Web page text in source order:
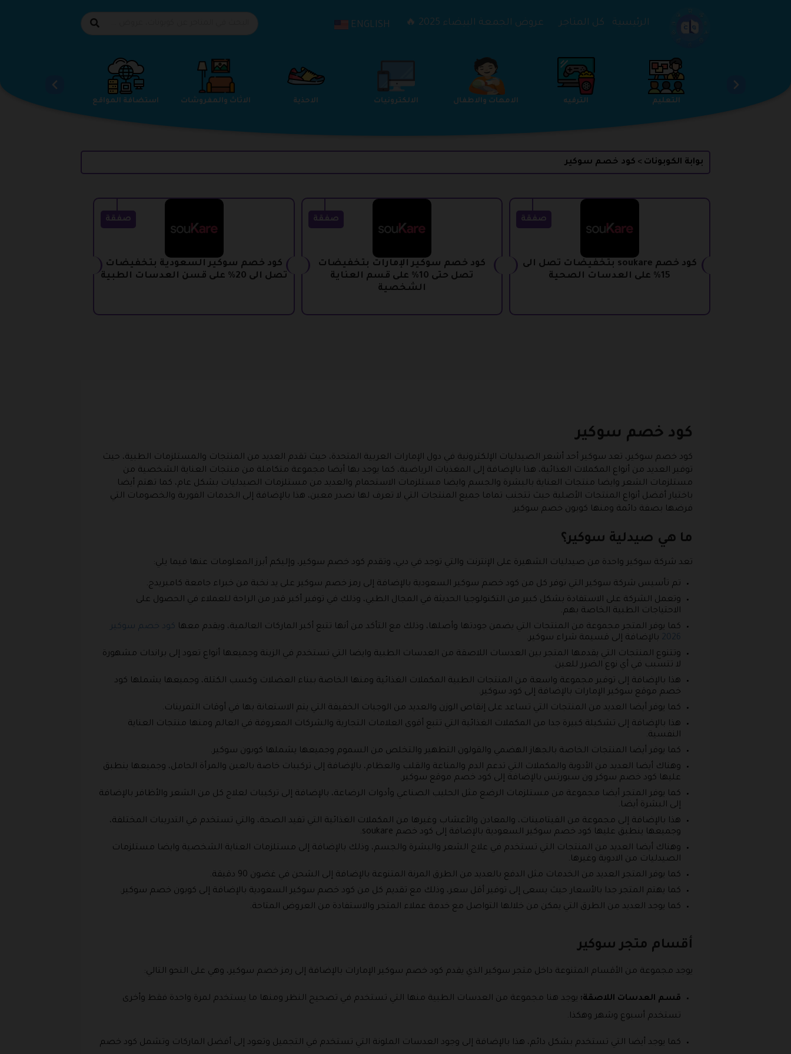
الرئيسية كل المتاجر عروض الجمعة البيضاء 2025 🔥 ENGLISH
استضافة المواقع الاثاث والمفروشات الاحذية الالكترونيات الامهات والاطفال الترفيه التعليم الجمال والعناية الخدمات
بوابة الكوبونات > كود خصم سوكير
صفقة
كود خصم soukare بتخفيضات تصل الى
15% على العدسات الصحية
صفقة
كود خصم سوكير الإمارات بتخفيضات
تصل حتى 10% على قسم العناية
الشخصية
صفقة
كود خصم سوكير السعودية بتخفيضات
تصل الى 20% على قسن العدسات الطبية
كود خصم سوكير
كود خصم سوكير، تعد سوكير أحد أشعر الصيدليات الإلكترونية في دول الإمارات العربية المتحدة، حيث تقدم العديد من المنتجات والمستلزمات الطبية، حيث
توفير العديد من أنواع المكملات الغذائية، هذا بالإضافة إلى المغذيات الرياضية، كما يوجد بها أيضا مجموعة متكاملة من منتجات العناية الشخصية من
مستلزمات الشعر وايضا منتجات العناية بالبشرة والجسم وايضا مستلزمات الاستحمام والعديد من مستلزمات الصيدليات بشكل عام، كما تهتم أيضا
باختيار أفضل أنواع المنتجات الأصلية حيث تتجنب تماما جميع المنتجات التي لا تعرف لها نصدر معين، هذا بالإضافة إلى الخدمات الفورية والخصومات التي
فرضها بصفة دائمة ومنها كوبون خصم سوكير.
ما هي صيدلية سوكير؟
تعد شركة سوكير واحدة من صيدليات الشهيرة على الإنترنت والتي توجد في دبي، وتقدم كود خصم سوكير، وإليكم أبرز المعلومات عنها فيما يلي:
تم تأسيس شركة سوكير التي توفر كل من كود خصم سوكير السعودية بالإضافة إلى رمز خصم سوكير على يد نخبة من خبراء جامعة كامبريدج.
وتعمل الشركة على الاستفادة بشكل كبير من التكنولوجيا الحديثة في المجال الطبي، وذلك في توفير أكبر قدر من الراحة للعملاء في الحصول على
الاحتياجات الطبية الخاصة بهم.
كما يوفر المتجر مجموعة من المنتجات التي يضمن جودتها وأصلها، وذلك مع التأكد من أنها تتبع أكبر الماركات العالمية، ويقدم معها كود خصم سوكير
2026 بالإضافة إلى قسيمة شراء سوكير.
وتتنوع المنتجات التي يقدمها المتجر بين العدسات اللاصقة من العدسات الطبية وايضا التي تستخدم في الزينة وجميعها أنواع تعود إلى براندات مشهورة
لا تتسبب في أي نوع الضرر للعين.
هذا بالإضافة إلى توفير مجموعة واسعة من المنتجات الطبية المكملات الغذائية ومنها الخاصة ببناء العضلات وكسب الكتلة، وجميعها يشملها كود
خصم موقع سوكير الإمارات بالإضافة إلى كود سوكير.
كما يوفر أيضا العديد من المنتجات التي تساعد على إنقاص الوزن والعديد من الوجبات الخفيفة التي يتم الاستعانة بها في أوقات التمرينات.
هذا بالإضافة إلى تشكيلة كبيرة جدا من المكملات الغذائية التي تتبع أقوى العلامات التجارية والشركات المعروفة في العالم ومنها منتجات العناية
النفسية.
كما يوفر أيضا المنتجات الخاصة بالجهاز الهضمي والقولون التطهير والتخلص من السموم وجميعها يشملها كوبون سوكير.
وهناك أيضا العديد من الأدوية والمكملات التي تدعم الدم والمناعة والقلب والعظام، بالإضافة إلى تركيبات خاصة بالعين والمرأة الحامل، وجميعها ينطبق
عليها كود خصم سوكر ون سبورتس بالإضافة إلى كود خصم موقع سوكير.
كما يوفر المتجر أيضا مجموعة من مستلزمات الرضع مثل الحليب الصناعي وأدوات الرضاعة، بالإضافة إلى تركيبات لعلاج كل من الشعر والأظافر بالإضافة
إلى البشرة أيضا.
هذا بالإضافة إلى مجموعة من الفيتامينات، والمعادن والأعشاب وغيرها من المكملات الغذائية التي تفيد الصحة، والتي تستخدم في التدريبات المختلفة،
وجميعها ينطبق عليها كود خصم سوكير السعودية بالإضافة إلى كود خصم soukare.
وهناك أيضا العديد من المنتجات التي تستخدم في علاج الشعر والبشرة والجسم، وذلك بالإضافة إلى مستلزمات العناية الشخصية وايضا مستلزمات
الصيدليات من الادوية وغيرها.
كما يوفر المتجر العديد من الخدمات مثل الدفع بالعديد من الطرق المرنة المتنوعة بالإضافة إلى الشحن في غضون 90 دقيقة.
كما يهتم المتجر جدا بالأسعار حيث يسعى إلى توفير أقل سعر، وذلك مع تقديم كل من كود خصم سوكير السعودية بالإضافة إلى كوبون خصم سوكير.
كما يوجد العديد من الطرق التي يمكن من خلالها التواصل مع خدمة عملاء المتجر والاستفادة من العروض المتاحة.
أقسام متجر سوكير
يوجد مجموعة من الأقسام المتنوعة داخل متجر سوكير الذي يقدم كود خصم سوكير الإمارات بالإضافة إلى رمز خصم سوكير، وهي على النحو التالي:
قسم العدسات اللاصقة: يوجد هنا مجموعة من العدسات الطبية منها التي تستخدم في تصحيح النظر ومنها ما يستخدم لمرة واحدة فقط وأخرى
تستخدم أسبوع وشهر وهكذا.
كما يوجد أيضا التي تستخدم بشكل دائم، هذا بالإضافة إلى وجود العدسات الملونة التي تستخدم في التجميل وتعود إلى أفضل الماركات وتشمل كود خصم